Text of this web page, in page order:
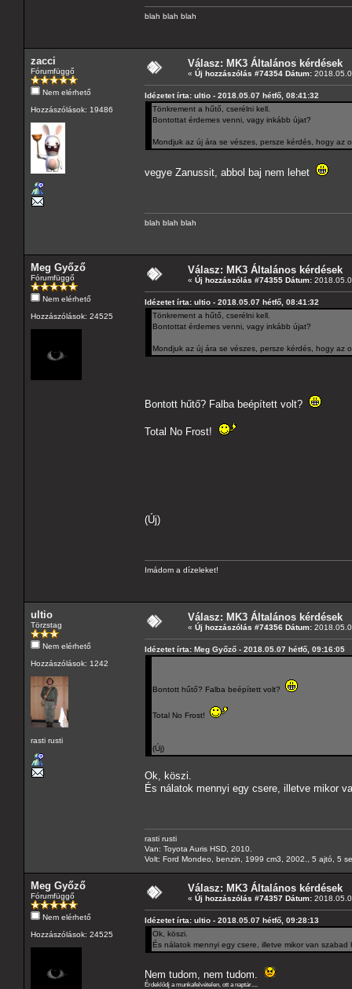
blah blah blah
zacci
Fórumfüggő
Nem elérhető
Hozzászólások: 19486
Válasz: MK3 Általános kérdések
« Új hozzászólás #74354 Dátum:
Idézetet írta: ultio - 2018.05.07 hétfő, 08:41:32
Tönkrement a hűtő, cserélni kell.
Bontottat érdemes venni, vagy inkább újat?
Mondjuk az új ára se vészes, persze kérdés, hogy az
vegye Zanussit, abbol baj nem lehet
blah blah blah
Meg Győző
Fórumfüggő
Nem elérhető
Hozzászólások: 24525
Válasz: MK3 Általános kérdések
« Új hozzászólás #74355 Dátum:
Idézetet írta: ultio - 2018.05.07 hétfő, 08:41:32
Tönkrement a hűtő, cserélni kell.
Bontottat érdemes venni, vagy inkább újat?
Mondjuk az új ára se vészes, persze kérdés, hogy az
Bontott hűtő? Falba beépített volt?
Total No Frost!
(Új)
Imádom a dízeleket!
ultio
Törzstag
Nem elérhető
Hozzászólások: 1242
rasti rusti
Válasz: MK3 Általános kérdések
« Új hozzászólás #74356 Dátum:
Idézetet írta: Meg Győző - 2018.05.07 hétfő, 09:16:05
Bontott hűtő? Falba beépített volt?
Total No Frost!
(Új)
Ok, köszi.
És nálatok mennyi egy csere, illetve mikor
rasti rusti
Van: Toyota Auris HSD, 2010.
Volt: Ford Mondeo, benzin, 1999 cm3, 2002., 5 ajtó, 5
Meg Győző
Fórumfüggő
Nem elérhető
Hozzászólások: 24525
Válasz: MK3 Általános kérdések
« Új hozzászólás #74357 Dátum:
Idézetet írta: ultio - 2018.05.07 hétfő, 09:28:13
Ok, köszi.
És nálatok mennyi egy csere, illetve mikor van szabad
Nem tudom, nem tudom.
Érdeklődj a munkafelvételen, ott a naptár....